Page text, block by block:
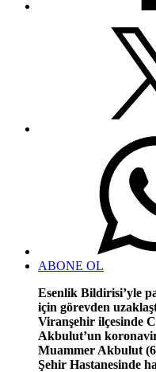
ABONE OL
Esenlik Bildirisi’yle
için görevden
Viranşehir ilçesinde
Akbulut’un
Muammer Akbulut
Şehir Hastanesinde